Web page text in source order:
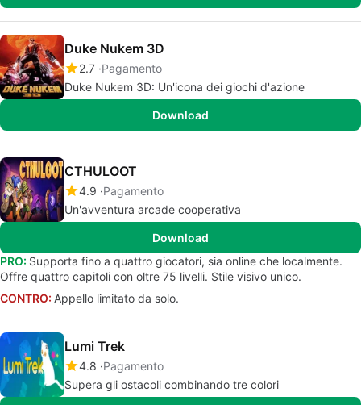
Duke Nukem 3D
2.7 Pagamento
Duke Nukem 3D: Un'icona dei giochi d'azione
Download
CTHULOOT
4.9 Pagamento
Un'avventura arcade cooperativa
Download
PRO: Supporta fino a quattro giocatori, sia online che localmente.
Offre quattro capitoli con oltre 75 livelli. Stile visivo unico.
CONTRO: Appello limitato da solo.
Lumi Trek
4.8 Pagamento
Supera gli ostacoli combinando tre colori